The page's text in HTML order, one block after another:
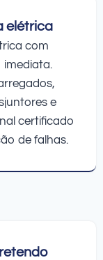
elétrica
com
e
certificado
de falhas.